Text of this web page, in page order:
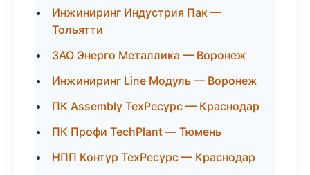
Инжиниринг Индустрия Пак —
Тольятти
ЗАО Энерго Металлика — Воронеж
Инжиниринг Line Модуль — Воронеж
ПК Assembly ТехРесурс — Краснодар
ПК Профи TechPlant — Тюмень
НПП Контур ТехРесурс — Краснодар